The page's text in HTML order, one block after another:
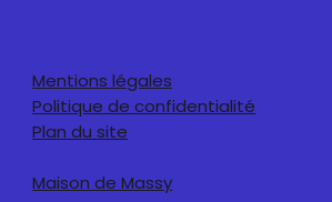
Mentions légales
Politique de confidentialité
Plan du site
Maison de Massy